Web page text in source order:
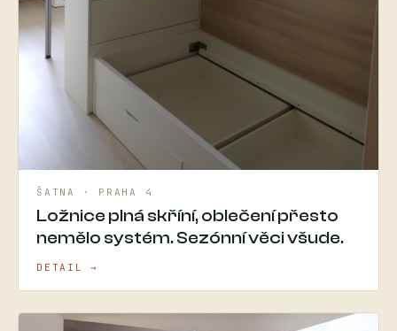
ŠATNA · PRAHA 4
Ložnice plná skříní, oblečení přesto
nemělo systém. Sezónní věci všude.
DETAIL →